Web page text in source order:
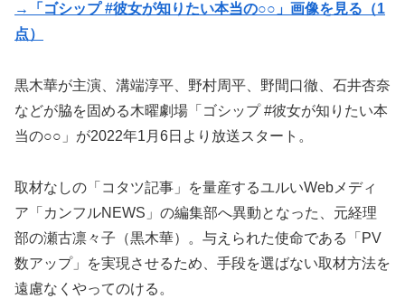
→「ゴシップ #彼女が知りたい本当の○○」画像を見る（1
点）
黒木華が主演、溝端淳平、野村周平、野間口徹、石井杏奈
などが脇を固める木曜劇場「ゴシップ #彼女が知りたい本
当の○○」が2022年1月6日より放送スタート。
取材なしの「コタツ記事」を量産するユルいWebメディ
ア「カンフルNEWS」の編集部へ異動となった、元経理
部の瀬古凛々子（黒木華）。与えられた使命である「PV
数アップ」を実現させるため、手段を選ばない取材方法を
遠慮なくやってのける。